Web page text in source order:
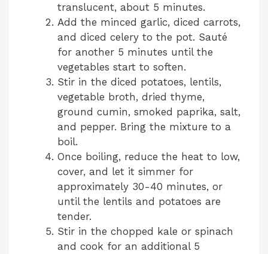
translucent, about 5 minutes.
Add the minced garlic, diced carrots,
and diced celery to the pot. Sauté
for another 5 minutes until the
vegetables start to soften.
Stir in the diced potatoes, lentils,
vegetable broth, dried thyme,
ground cumin, smoked paprika, salt,
and pepper. Bring the mixture to a
boil.
Once boiling, reduce the heat to low,
cover, and let it simmer for
approximately 30-40 minutes, or
until the lentils and potatoes are
tender.
Stir in the chopped kale or spinach
and cook for an additional 5